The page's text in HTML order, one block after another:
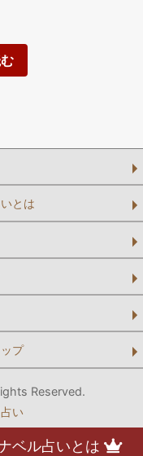
とは
プ
Reserved.
い
ベル占いとは